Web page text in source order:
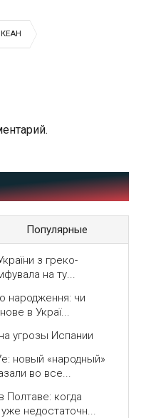
Популярные
з греко-
на ту...
народження: чи
в Украї...
угрозы Испании
новый «народный»
во все...
Полтаве: когда
недостаточн...